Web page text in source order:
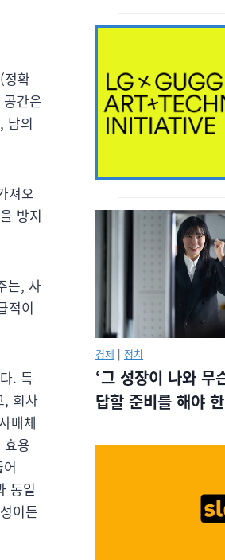
확
간은
남의
져오
방지
는, 사
적이
. 특
, 회사
매체
용
동일
이든
경제 | 정치
‘그 성장이 나와 무
답할 준비를 해야